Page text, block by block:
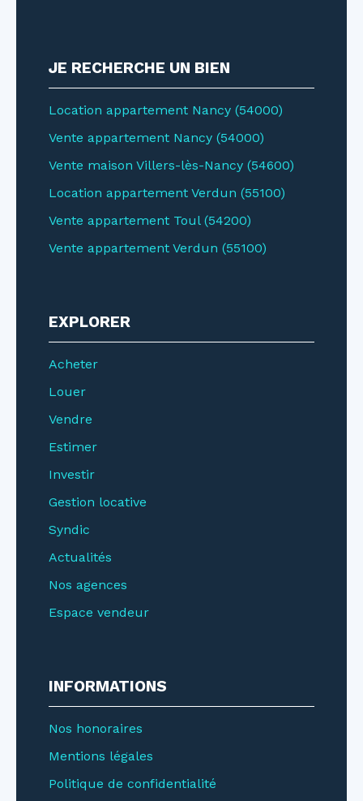
JE RECHERCHE UN BIEN
Location appartement Nancy (54000)
Vente appartement Nancy (54000)
Vente maison Villers-lès-Nancy (54600)
Location appartement Verdun (55100)
Vente appartement Toul (54200)
Vente appartement Verdun (55100)
EXPLORER
Acheter
Louer
Vendre
Estimer
Investir
Gestion locative
Syndic
Actualités
Nos agences
Espace vendeur
INFORMATIONS
Nos honoraires
Mentions légales
Politique de confidentialité